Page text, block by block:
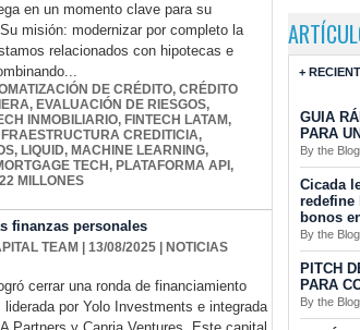
en un momento clave para su
misión: modernizar por completo la
relacionados con hipotecas e
DE CRÉDITO, CRÉDITO
, EVALUACIÓN DE RIESGOS,
INMOBILIARIO, FINTECH LATAM,
CREDITICIA,
, LIQUID, MACHINE LEARNING,
TECH , PLATAFORMA API ,
MILLONES
finanzas personales
TEAM | 13/08/2025
NOTICIAS
cerrar una ronda de financiamiento
por Yolo Investments e integrada
+
GUIA
PARA
By the
Cicada
redefine
bonos
By the
PITCH
PARA
By the